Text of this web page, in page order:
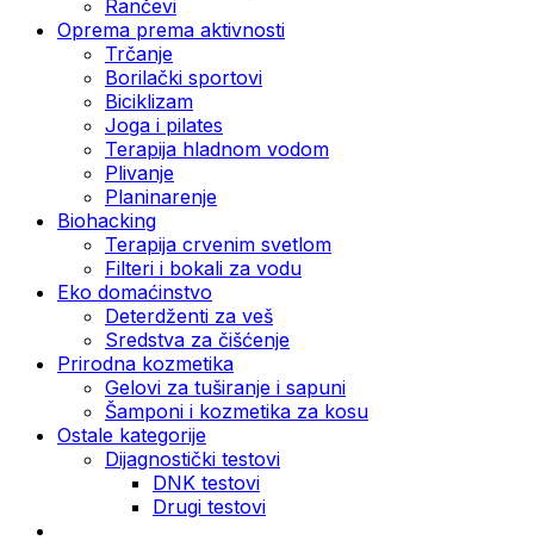
Rančevi
Oprema prema aktivnosti
Trčanje
Borilački sportovi
Biciklizam
Joga i pilates
Terapija hladnom vodom
Plivanje
Planinarenje
Biohacking
Terapija crvenim svetlom
Filteri i bokali za vodu
Eko domaćinstvo
Deterdženti za veš
Sredstva za čišćenje
Prirodna kozmetika
Gelovi za tuširanje i sapuni
Šamponi i kozmetika za kosu
Ostale kategorije
Dijagnostički testovi
DNK testovi
Drugi testovi